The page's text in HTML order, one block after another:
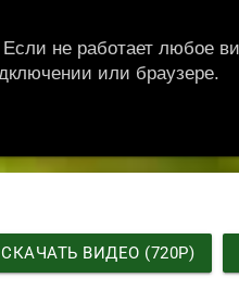
СКАЧАТЬ ВИДЕО (720P)